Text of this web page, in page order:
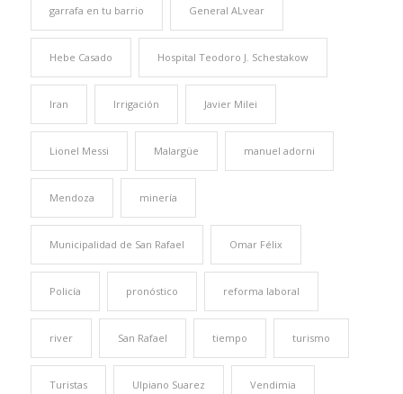
garrafa en tu barrio General ALvear
Hebe Casado Hospital Teodoro J. Schestakow
Iran Irrigación Javier Milei
Lionel Messi Malargüe manuel adorni
Mendoza minería
Municipalidad de San Rafael Omar Félix
Policía pronóstico reforma laboral
river San Rafael tiempo turismo
Turistas Ulpiano Suarez Vendimia